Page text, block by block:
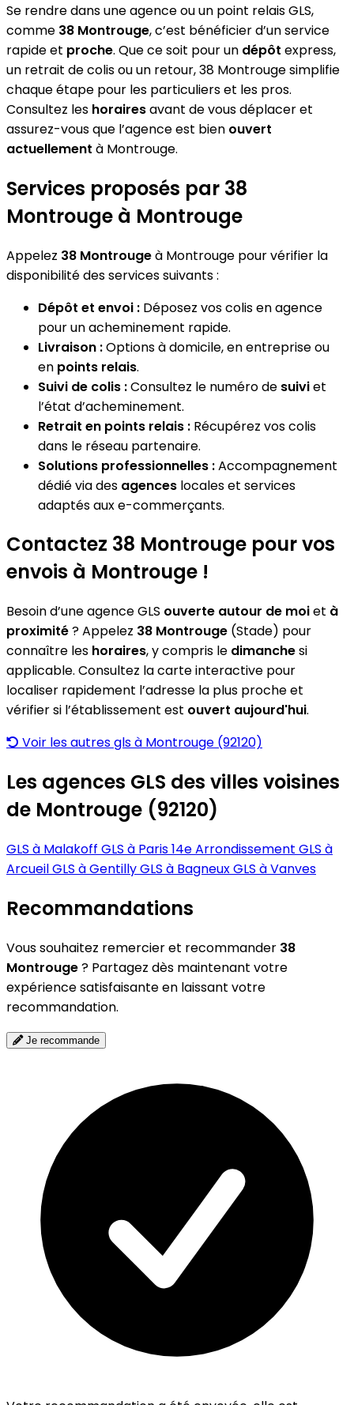
Se rendre dans une agence ou un point relais GLS,
comme 38 Montrouge, c’est bénéficier d’un service
rapide et proche. Que ce soit pour un dépôt express,
un retrait de colis ou un retour, 38 Montrouge simplifie
chaque étape pour les particuliers et les pros.
Consultez les horairesavant de vous déplacer et
assurez-vous que l’agence est bien ouvert
actuellement à Montrouge.
Services proposés par 38
Montrouge à Montrouge
Appelez 38 Montrougeà Montrouge pour vérifier la
disponibilité des services suivants :
Dépôt et envoi : Déposez vos colis en agence
pour un acheminement rapide.
Livraison :Options à domicile, en entreprise ou
en points relais.
Suivi de colis :Consultez le numéro de suiviet
l’état d’acheminement.
Retrait en points relais : Récupérez vos colis
dans le réseau partenaire.
Solutions professionnelles :Accompagnement
dédié via des agences locales et services
adaptés aux e-commerçants.
Contactez 38 Montrouge pour vos
envois à Montrouge !
Besoin d’une agence GLS ouverte autour de moiet à
proximité? Appelez 38 Montrouge (Stade) pour
connaître les horaires, y compris le dimanchesi
applicable. Consultez la carte interactive pour
localiser rapidement l’adresse la plus proche et
vérifier si l’établissement est ouvert aujourd'hui.
Voir les autres gls à Montrouge (92120)
Les agences GLS des villes voisines
de Montrouge (92120)
GLS à Malakoff GLS à Paris 14e Arrondissement GLS à
ArcueilGLS à GentillyGLS à BagneuxGLS à Vanves
Recommandations
Vous souhaitez remercier et recommander 38
Montrouge? Partagez dès maintenant votre
expérience satisfaisante en laissant votre
recommandation.
Je recommande